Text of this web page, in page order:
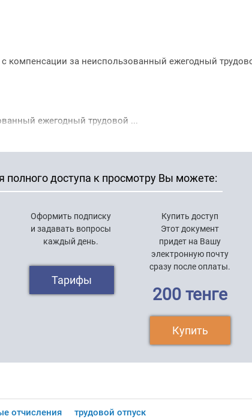
компенсации за неиспользованный ежегодный
ежегодный трудовой ...
полного доступа к просмотру Вы можете:
Оформить подписку
и задавать вопросы
каждый день.
Тарифы
Купить доступ
Этот документ
придет на Вашу
электронную почту
сразу после оплаты.
200 тенге
Купить
отчисления трудовой отпуск